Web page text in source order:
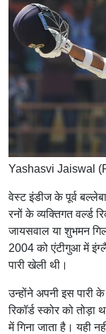
Yashasvi Jaiswal
वेस्ट इंडीज के पूर्व
रनों के व्यक्तिगत वर्ल्ड
जायसवाल या शुभमन
2004 को एंटीगुआ में
पारी खेली थी।
उन्होंने अपनी इस पारी
रिकॉर्ड स्कोर को तोड़ा
में गिना जाता है। यही